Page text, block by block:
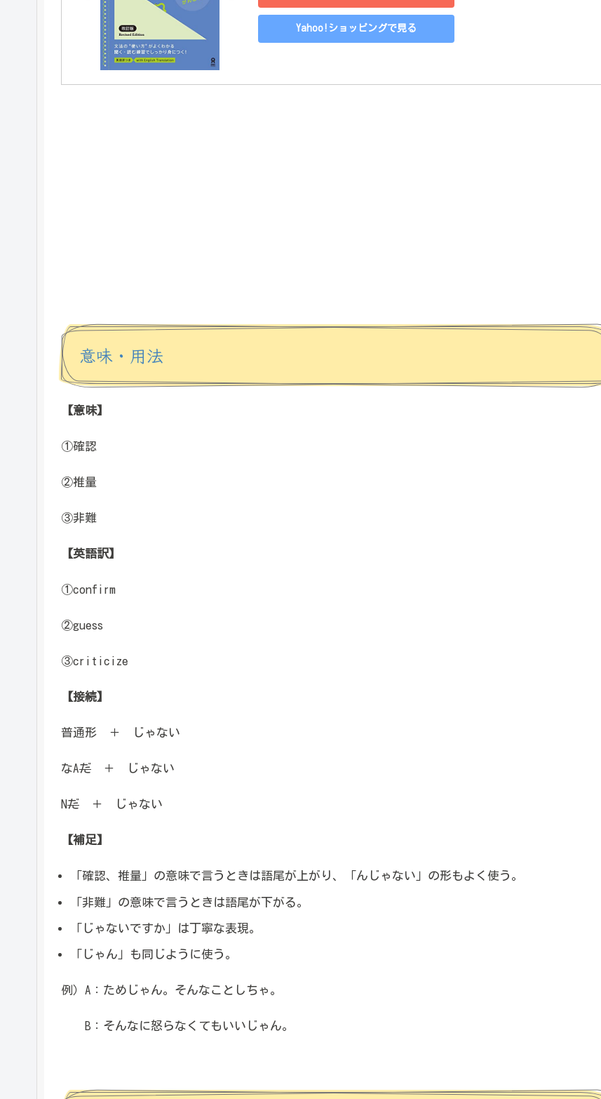
Yahoo!ショッピングで見る
意味・用法
【意味】
①確認
②推量
③非難
【英語訳】
①confirm
②guess
③criticize
【接続】
普通形 ＋ じゃない
なAだ ＋ じゃない
Nだ ＋ じゃない
【補足】
「確認、推量」の意味で言うときは語尾が上がり、「んじゃない」の形もよく使う。
「非難」の意味で言うときは語尾が下がる。
「じゃないですか」は丁寧な表現。
「じゃん」も同じように使う。
例）A：ためじゃん。そんなことしちゃ。
B：そんなに怒らなくてもいいじゃん。